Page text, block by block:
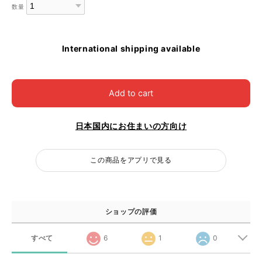
数量
International shipping available
Add to cart
日本国内にお住まいの方向け
この商品をアプリで見る
ショップの評価
すべて 6 1 0